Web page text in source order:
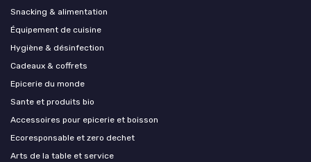
Snacking & alimentation
Équipement de cuisine
Hygiène & désinfection
Cadeaux & coffrets
Epicerie du monde
Sante et produits bio
Accessoires pour epicerie et boisson
Ecoresponsable et zero dechet
Arts de la table et service